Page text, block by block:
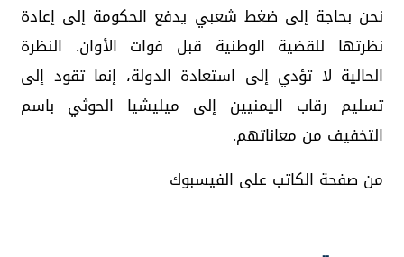
نحن بحاجة إلى ضغط شعبي يدفع الحكومة إلى إعادة
نظرتها للقضية الوطنية قبل فوات الأوان. النظرة
الحالية لا تؤدي إلى استعادة الدولة، إنما تقود إلى
تسليم رقاب اليمنيين إلى ميليشيا الحوثي باسم
التخفيف من معاناتهم.
من صفحة الكاتب على الفيسبوك